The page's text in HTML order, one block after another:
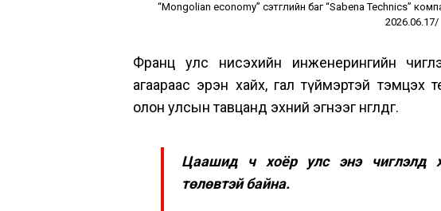
“Mongolian economy” сэтгүүлийн баг “Sabena Technics”
2026.06.17/
Франц улс нисэхийн инженерингийн
агаараас эрэн хайх, гал түймэртэй тэмцэх
олон улсын тавцанд эхний эгнээг өнгөлдөг.
Цаашид ч хоёр улс энэ чиглэлд
төлөвтэй байна.